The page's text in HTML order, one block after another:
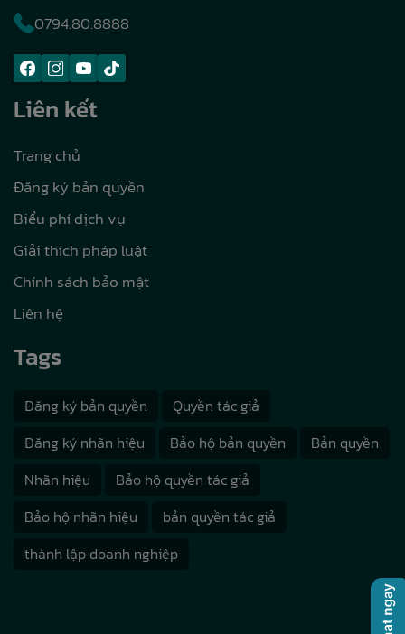
0794.80.8888
Liên kết
Trang chủ
Đăng ký bản quyền
Biểu phí dịch vụ
Giải thích pháp luật
Chính sách bảo mật
Liên hệ
Tags
Đăng ký bản quyền
Quyền tác giả
Đăng ký nhãn hiệu
Bảo hộ bản quyền
Bản quyền
Nhãn hiệu
Bảo hộ quyền tác giả
Bảo hộ nhãn hiệu
bản quyền tác giả
thành lập doanh nghiệp